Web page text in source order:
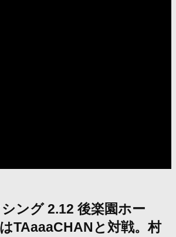
ング 2.12 後楽園ホー
TAaaaCHANと対戦。村